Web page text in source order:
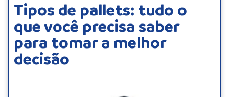
Tipos de pallets: tudo o
que você precisa saber
para tomar a melhor
decisão